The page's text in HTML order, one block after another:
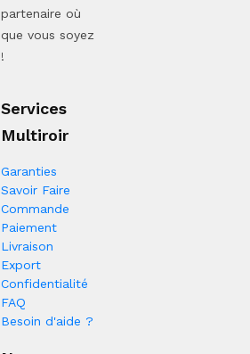
partenaire où
que vous soyez
!
Services
Multiroir
Garanties
Savoir Faire
Commande
Paiement
Livraison
Export
Confidentialité
FAQ
Besoin d'aide ?